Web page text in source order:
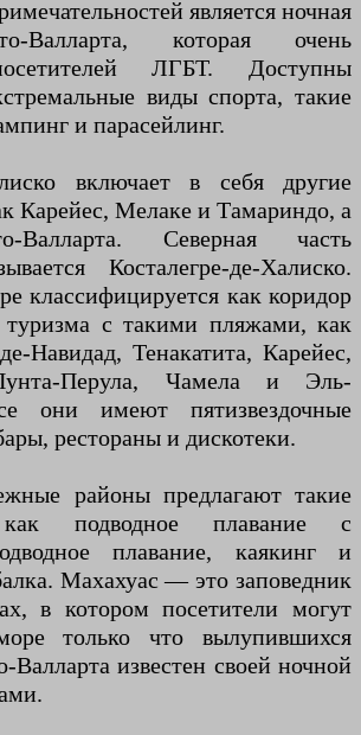
является ночная
Валларта, которая очень
ЛГБТ. Доступны
виды спорта, такие
и парасейлинг.
включает в себя другие
Карейес, Мелаке и Тамариндо, а
Валларта. Северная часть
Косталегре-де-Халиско.
классифицируется как коридор
туризма с такими пляжами, как
Навидад, Тенакатита, Карейес,
Перула, Чамела и Эль-
они имеют пятизвездочные
рестораны и дискотеки.
районы предлагают такие
как подводное плавание с
плавание, каякинг и
Махахуас — это заповедник
в котором посетители могут
только что вылупившихся
Валларта известен своей ночной